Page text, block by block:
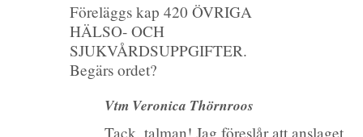
Föreläggs kap 420 ÖVRIGA
HÄLSO- OCH
SJUKVÅRDSUPPGIFTER.
Begärs ordet?
Vtm Veronica Thörnroos
Tack, talman!Jag föreslår att anslaget